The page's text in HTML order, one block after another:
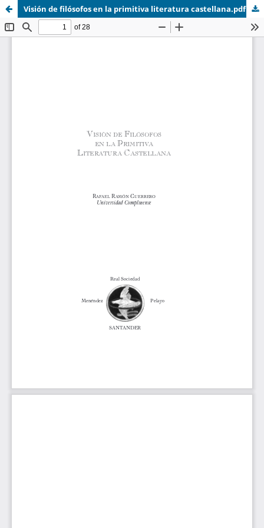
Visión de filósofos en la primitiva literatura castellana.pdf